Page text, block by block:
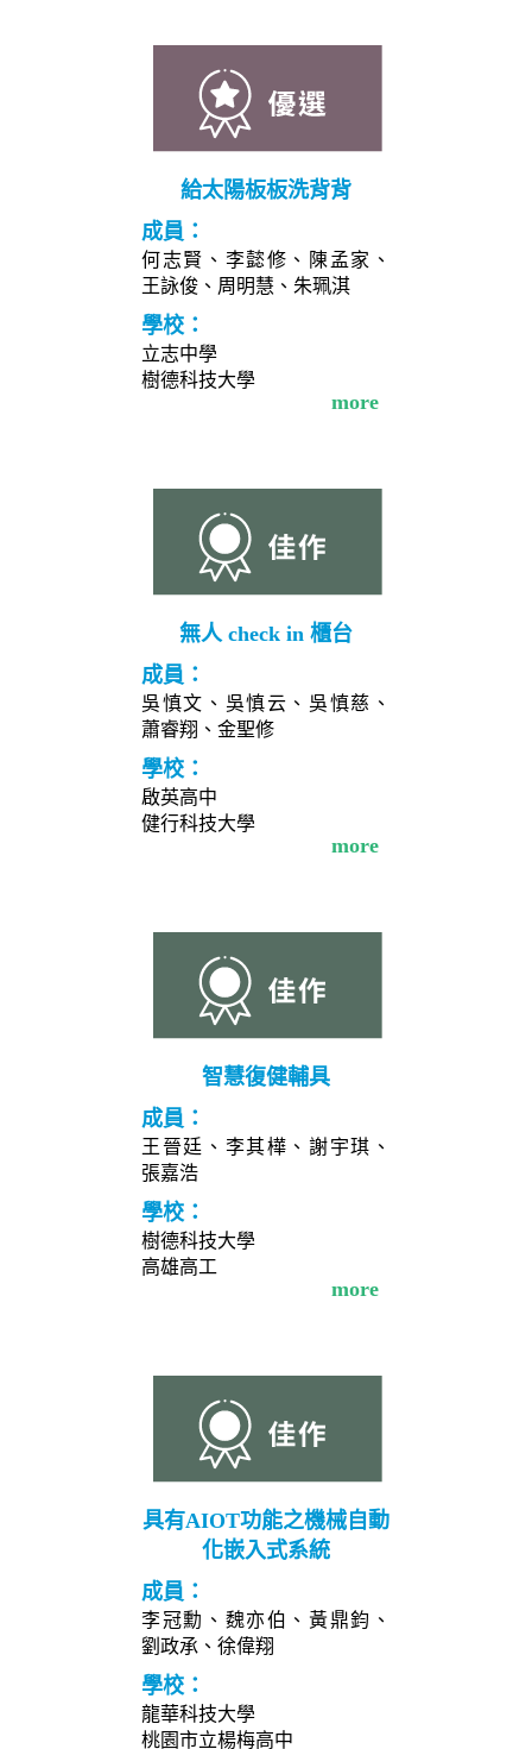
給太陽板板洗背背
成員：
何志賢、李懿修、陳孟家、
王詠俊、周明慧、朱珮淇
學校：
立志中學
樹德科技大學
more
無人 check in 櫃台
成員：
吳慎文、吳慎云、吳慎慈、
蕭睿翔、金聖修
學校：
啟英高中
健行科技大學
more
智慧復健輔具
成員：
王晉廷、李其樺、謝宇琪、
張嘉浩
學校：
樹德科技大學
高雄高工
more
具有AIOT功能之機械自動
化嵌入式系統
成員：
李冠勳、魏亦伯、黃鼎鈞、
劉政承、徐偉翔
學校：
龍華科技大學
桃園市立楊梅高中